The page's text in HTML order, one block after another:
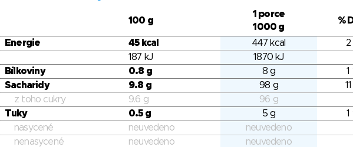
100 g
1 porce
1000 g
%
Energie 45 kcal 447 kcal
2
187 kJ
1870 kJ
Bílkoviny
0.8 g 8 g
1
Sacharidy
9.8 g 98 g
z toho cukry
9.6 g
96 g
Tuky
0.5 g 5 g
1
nasycené
neuvedeno
neuvedeno
nenasycené
neuvedeno
neuvedeno